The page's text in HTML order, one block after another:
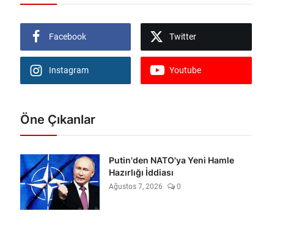
Facebook Twitter
Instagram Youtube
Öne Çıkanlar
Putin'den NATO'ya Yeni Hamle
Hazırlığı İddiası
Ağustos 7, 2026 0